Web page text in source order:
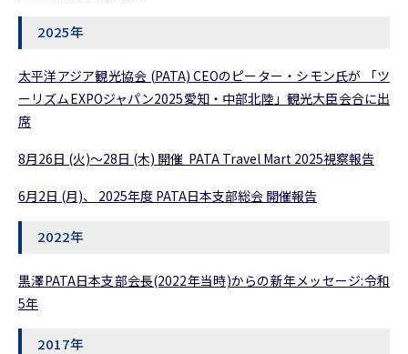
2025年
太平洋アジア観光協会 (PATA) CEOのピーター・シモン氏が 「ツ
ーリズムEXPOジャパン2025愛知・中部北陸」観光大臣会合に出
席
8月26日 (火)～28日 (木) 開催 PATA Travel Mart 2025視察報告
6月2日 (月)、 2025年度 PATA日本支部総会 開催報告
2022年
黒澤PATA日本支部会長(2022年当時)からの新年メッセージ:令和
5年
2017年